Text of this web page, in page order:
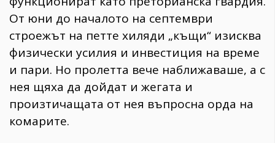
От юни до началото на септември
строежът на петте хиляди „къщи“ изисква
физически усилия и инвестиция на време
и пари. Но пролетта вече наближаваше, а с
нея щяха да дойдат и жегата и
произтичащата от нея въпросна орда на
комарите.